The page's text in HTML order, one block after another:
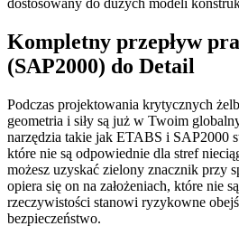
Kompletny przepływ
(SAP2000) do Detail
Podczas projektowania krytycznych
geometria i siły są już w Twoim
narzędzia takie jak ETABS i SAP2000
które nie są odpowiednie dla stref
możesz uzyskać zielony znacznik przy
opiera się on na założeniach, które nie
rzeczywistości stanowi ryzykowne
bezpieczeństwo.